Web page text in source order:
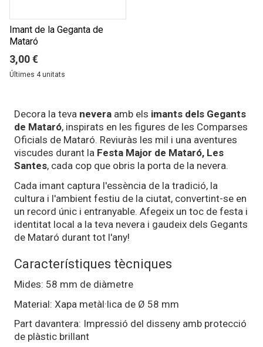
Imant de la Geganta de
Mataró
3,00 €
Últimes 4 unitats
Decora la teva nevera amb els imants dels Gegants
de Mataró, inspirats en les figures de les Comparses
Oficials de Mataró. Reviuràs les mil i una aventures
viscudes durant la Festa Major de Mataró, Les
Santes, cada cop que obris la porta de la nevera.
Cada imant captura l'essència de la tradició, la
cultura i l'ambient festiu de la ciutat, convertint-se en
un record únic i entranyable. Afegeix un toc de festa i
identitat local a la teva nevera i gaudeix dels Gegants
de Mataró durant tot l'any!
Característiques tècniques
Mides: 58 mm de diàmetre
Material: Xapa metàl·lica de Ø 58 mm
Part davantera: Impressió del disseny amb protecció
de plàstic brillant